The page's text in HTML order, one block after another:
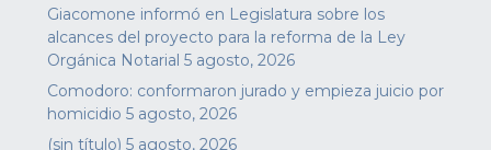
Giacomone informó en Legislatura sobre los
alcances del proyecto para la reforma de la Ley
Orgánica Notarial 5 agosto, 2026
Comodoro: conformaron jurado y empieza juicio por
homicidio 5 agosto, 2026
(sin título) 5 agosto, 2026